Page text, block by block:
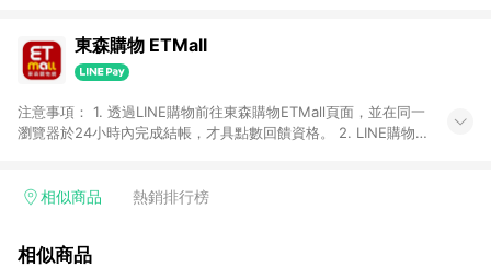
東森購物 ETMall
注意事項： 1. 透過LINE購物前往東森購物ETMall頁面，並在同一
瀏覽器於24小時內完成結帳，才具點數回饋資格。 2. LINE購物
單，皆不在點數回饋範圍內。 3. 如購買以下類別商品，將無法獲
球嚴選、商城、專案商品、「草莓網」全館商品。 4. 如取消訂
相似商品 熱銷排行榜
相似商品